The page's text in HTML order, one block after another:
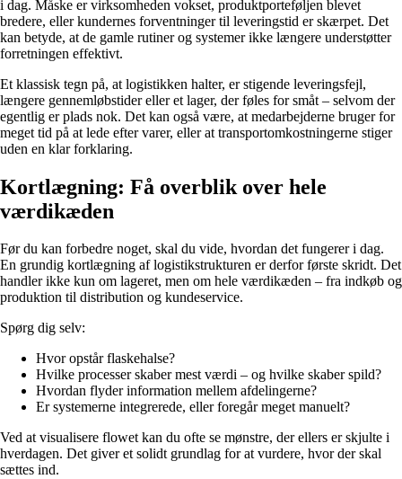
i dag. Måske er virksomheden vokset, produktporteføljen blevet
bredere, eller kundernes forventninger til leveringstid er skærpet. Det
kan betyde, at de gamle rutiner og systemer ikke længere understøtter
forretningen effektivt.
Et klassisk tegn på, at logistikken halter, er stigende leveringsfejl,
længere gennemløbstider eller et lager, der føles for småt – selvom der
egentlig er plads nok. Det kan også være, at medarbejderne bruger for
meget tid på at lede efter varer, eller at transportomkostningerne stiger
uden en klar forklaring.
Kortlægning: Få overblik over hele
værdikæden
Før du kan forbedre noget, skal du vide, hvordan det fungerer i dag.
En grundig kortlægning af logistikstrukturen er derfor første skridt. Det
handler ikke kun om lageret, men om hele værdikæden – fra indkøb og
produktion til distribution og kundeservice.
Spørg dig selv:
Hvor opstår flaskehalse?
Hvilke processer skaber mest værdi – og hvilke skaber spild?
Hvordan flyder information mellem afdelingerne?
Er systemerne integrerede, eller foregår meget manuelt?
Ved at visualisere flowet kan du ofte se mønstre, der ellers er skjulte i
hverdagen. Det giver et solidt grundlag for at vurdere, hvor der skal
sættes ind.